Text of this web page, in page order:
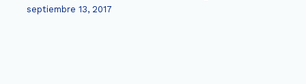
septiembre 13, 2017